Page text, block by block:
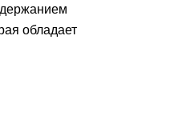
обладает